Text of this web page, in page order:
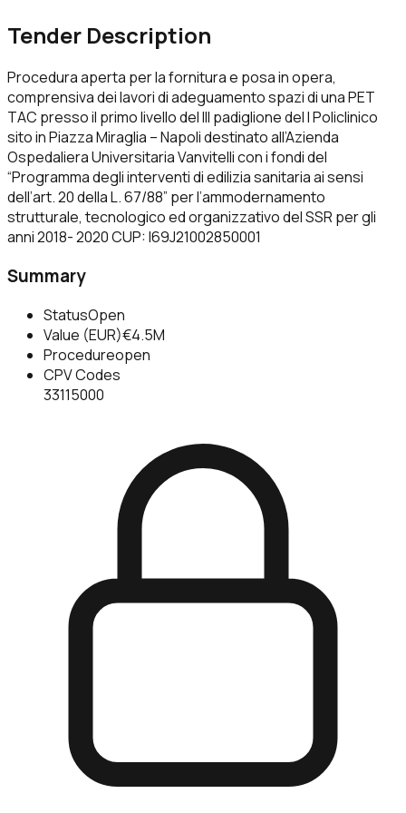
Tender Description
Procedura aperta per la fornitura e posa in opera,
comprensiva dei lavori di adeguamento spazi di una PET
TAC presso il primo livello del III padiglione del I Policlinico
sito in Piazza Miraglia – Napoli destinato all’Azienda
Ospedaliera Universitaria Vanvitelli con i fondi del
“Programma degli interventi di edilizia sanitaria ai sensi
dell’art. 20 della L. 67/88” per l’ammodernamento
strutturale, tecnologico ed organizzativo del SSR per gli
anni 2018- 2020 CUP: I69J21002850001
Summary
StatusOpen
Value (EUR)€4.5M
Procedureopen
CPV Codes
33115000